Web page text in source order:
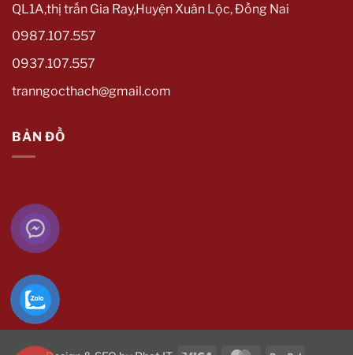
QL1A,thị trấn Gia Ray,Huyện Xuân Lộc, Đồng Nai
0987.107.557
0937.107.557
tranngocthach@gmail.com
BẢN ĐỒ